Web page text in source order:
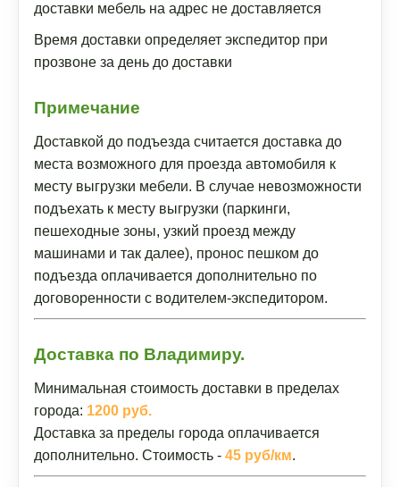
доставки мебель на адрес не доставляется
Время доставки определяет экспедитор при
прозвоне за день до доставки
Примечание
Доставкой до подъезда считается доставка до
места возможного для проезда автомобиля к
месту выгрузки мебели. В случае невозможности
подъехать к месту выгрузки (паркинги,
пешеходные зоны, узкий проезд между
машинами и так далее), пронос пешком до
подъезда оплачивается дополнительно по
договоренности с водителем-экспедитором.
Доставка по Владимиру.
Минимальная стоимость доставки в пределах
города: 1200 руб.
Доставка за пределы города оплачивается
дополнительно. Стоимость - 45 руб/км.